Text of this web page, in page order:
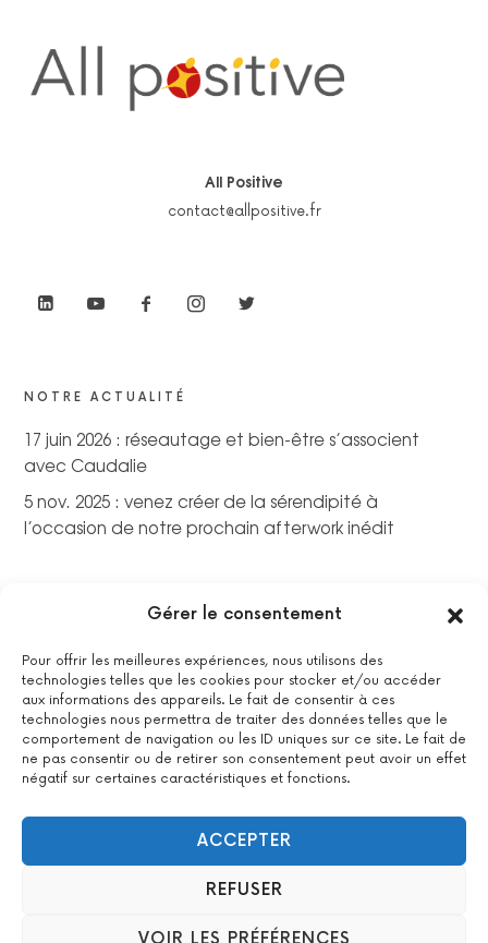
Gérer le consentement
Pour offrir les meilleures expériences, nous utilisons des
technologies telles que les cookies pour stocker et/ou accéder
aux informations des appareils. Le fait de consentir à ces
technologies nous permettra de traiter des données telles que le
comportement de navigation ou les ID uniques sur ce site. Le fait de
ne pas consentir ou de retirer son consentement peut avoir un effet
négatif sur certaines caractéristiques et fonctions.
ACCEPTER
REFUSER
VOIR LES PRÉFÉRENCES
All Positive
contact@allpositive.fr
NOTRE ACTUALITÉ
17 juin 2026 : réseautage et bien-être s’associent
avec Caudalie
5 nov. 2025 : venez créer de la sérendipité à
l’occasion de notre prochain afterwork inédit
La certification qualité a été délivrée au titre de la catégorie
suivante : actions de formations.Voir le certificat
2022 All Positive – Tous droits réservés –Contact